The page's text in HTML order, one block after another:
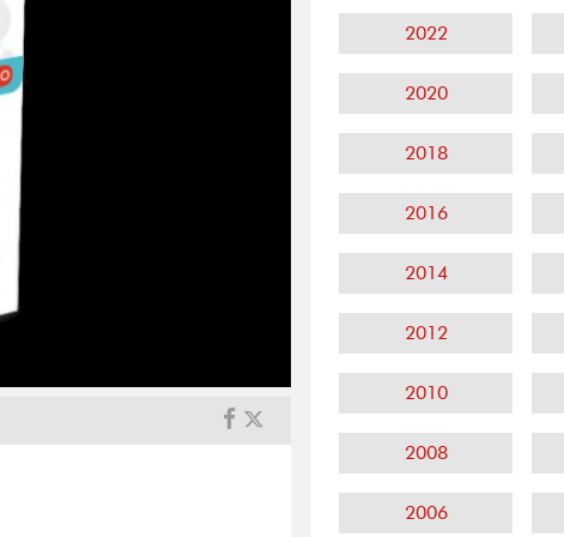
2022
2020
2018
2016
2014
2012
2010
2008
2006